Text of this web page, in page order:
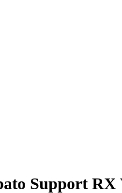
Support RX